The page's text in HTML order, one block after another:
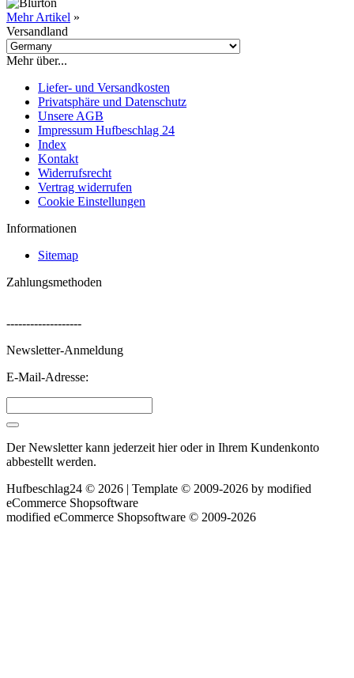
Mehr Artikel »
Versandland
Mehr über...
Liefer- und Versandkosten
Privatsphäre und Datenschutz
Unsere AGB
Impressum Hufbeschlag 24
Index
Kontakt
Widerrufsrecht
Vertrag widerrufen
Cookie Einstellungen
Informationen
Sitemap
Zahlungsmethoden
-------------------
Newsletter-Anmeldung
E-Mail-Adresse:
Der Newsletter kann jederzeit hier oder in Ihrem Kundenkonto
abbestellt werden.
Hufbeschlag24 © 2026 | Template © 2009-2026 by modified
eCommerce Shopsoftware
modified eCommerce Shopsoftware © 2009-2026